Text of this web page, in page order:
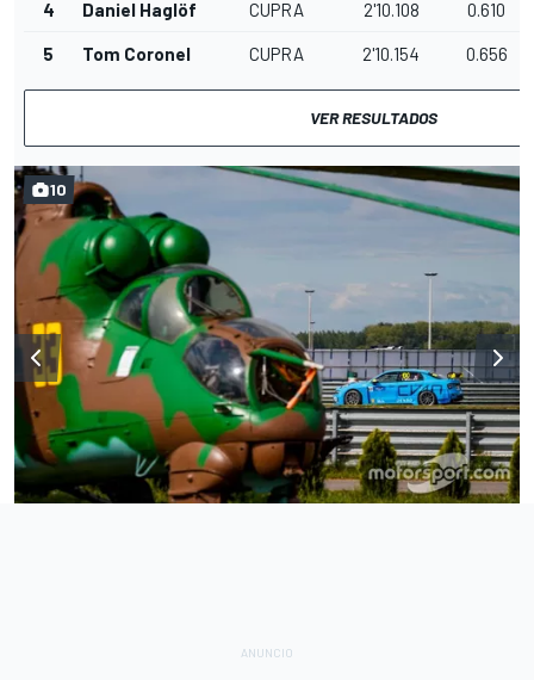
4 Daniel Haglöf CUPRA 2'10.108 0.610
5 Tom Coronel CUPRA 2'10.154 0.656
VER RESULTADOS
10